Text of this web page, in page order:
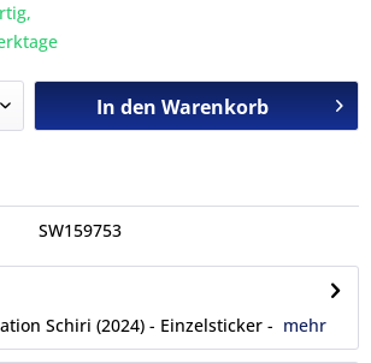
In den Warenkorb
SW159753
Schiri (2024) - Einzelsticker - mehr